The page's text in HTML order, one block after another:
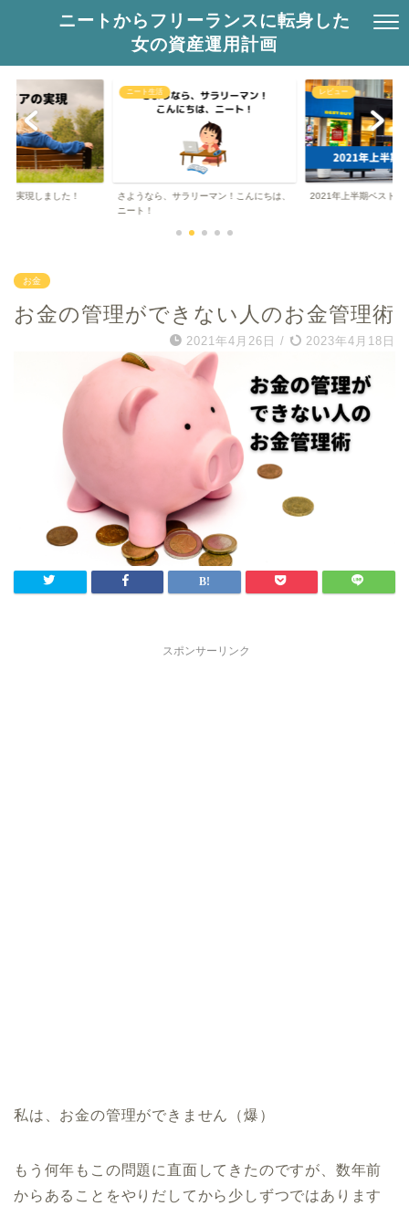
ニートからフリーランスに転身した
女の資産運用計画
を実現しました！
ニート生活
さようなら、サラリーマン！こんにちは、
ニート！
レビュー
2021年上半期ベストバ
お金
お金の管理ができない人のお金管理術
2021年4月26日 / 2023年4月18日
スポンサーリンク
私は、お金の管理ができません（爆）
もう何年もこの問題に直面してきたのですが、数年前
からあることをやりだしてから少しずつではあります